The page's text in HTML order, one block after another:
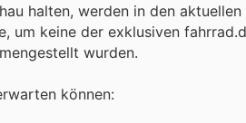
halten, werden in den
um keine der exklusiven
wurden.
können: